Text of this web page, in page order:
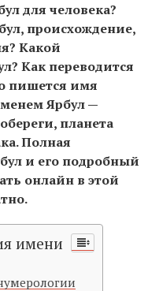
для человека?
происхождение,
Какой
Как переводится
пишется имя
Ярбул —
планета
Полная
и его подробный
онлайн в этой
имени